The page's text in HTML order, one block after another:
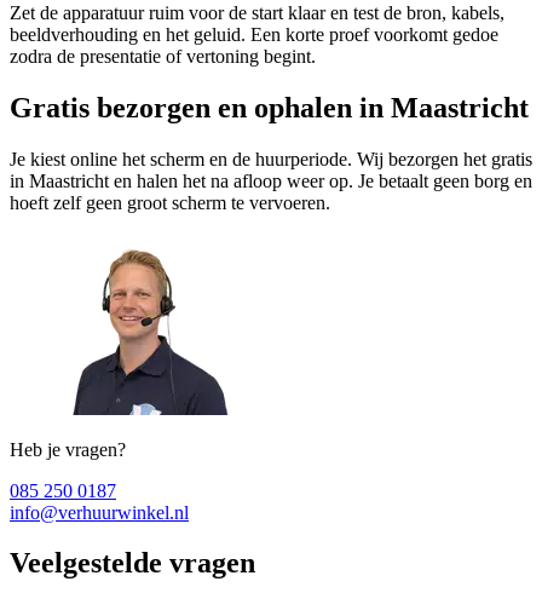
Zet de apparatuur ruim voor de start klaar en test de bron, kabels,
beeldverhouding en het geluid. Een korte proef voorkomt gedoe
zodra de presentatie of vertoning begint.
Gratis bezorgen en ophalen in Maastricht
Je kiest online het scherm en de huurperiode. Wij bezorgen het gratis
in Maastricht en halen het na afloop weer op. Je betaalt geen borg en
hoeft zelf geen groot scherm te vervoeren.
Heb je vragen?
085 250 0187
info@verhuurwinkel.nl
Veelgestelde vragen